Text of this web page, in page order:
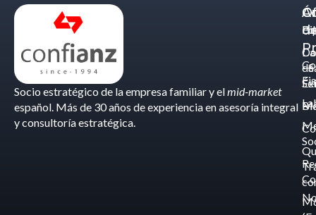
Socio estratégico de la empresa familiar y elmid-market
español. Más de 30 años de experiencia en asesoría integral
y consultoría estratégica.
de
-